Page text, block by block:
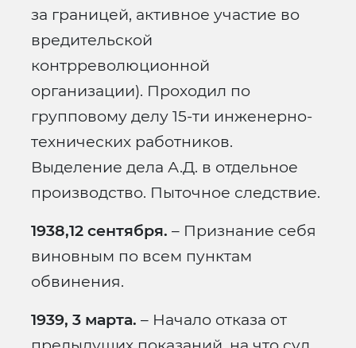
за границей, активное участие во
вредительской
контрреволюционной
организации). Проходил по
групповому делу 15-ти инженерно-
технических работников.
Выделение дела А.Д. в отдельное
производство. Пыточное следствие.
1938,12 сентября. – Признание себя
виновным по всем пунктам
обвинения.
1939, 3 марта. – Начало отказа от